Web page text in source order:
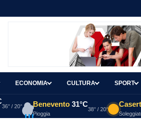
ECONOMIA CULTURA SPORT
36° / 20° Benevento 31°C
Pioggia
38° / 20°